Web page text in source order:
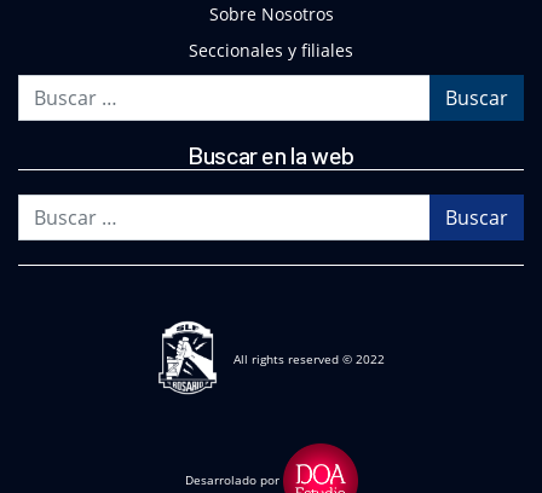
Sobre Nosotros
Seccionales y filiales
Buscar en la web
All rights reserved © 2022
Desarrolado por